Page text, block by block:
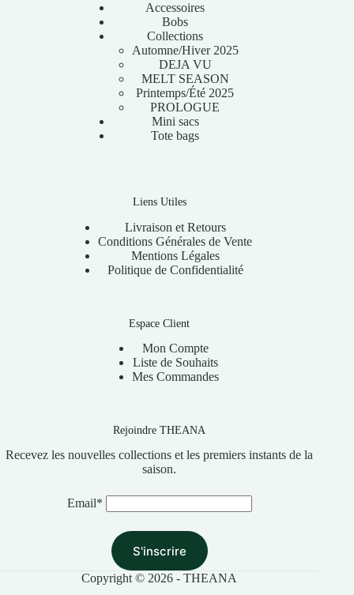
Accessoires
Bobs
Collections
Automne/Hiver 2025
DEJA VU
MELT SEASON
Printemps/Été 2025
PROLOGUE
Mini sacs
Tote bags
Liens Utiles
Livraison et Retours
Conditions Générales de Vente
Mentions Légales
Politique de Confidentialité
Espace Client
Mon Compte
Liste de Souhaits
Mes Commandes
Rejoindre THEANA
Recevez les nouvelles collections et les premiers instants de la
saison.
Email*
Copyright © 2026 - THEANA